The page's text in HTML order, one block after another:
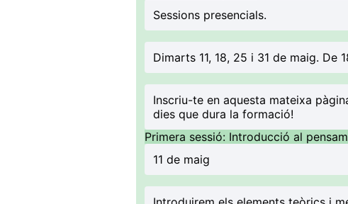
Sessions presencials.
Dimarts 11, 18, 25 i 31 de maig. De
Inscriu-te en aquesta mateixa
dies que dura la formació!
Primera sessió: Introducció al
11 de maig